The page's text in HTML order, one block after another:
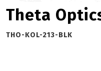
Theta
THO-KOL-213-BLK